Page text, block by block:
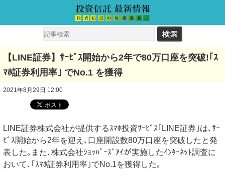
【LINE証券】ｻｰﾋﾞｽ開始から2年で80万口座を突破!｢ｽ
ﾏﾎ証券利用率｣ でNo.1 を獲得
2021年8月29日 12:00
LINE証券株式会社が提供するｽﾏﾎ投資ｻｰﾋﾞｽ｢LINE証券｣は､ｻｰ
ﾋﾞｽ開始から2年を迎え､口座開設数80万口座を突破したと発
表した｡また､株式会社ｼｮｯﾊﾟｰｽﾞｱｲが実施したｲﾝﾀｰﾈｯﾄ調査に
おいて､｢ｽﾏﾎ証券利用率｣でNo.1を獲得した｡